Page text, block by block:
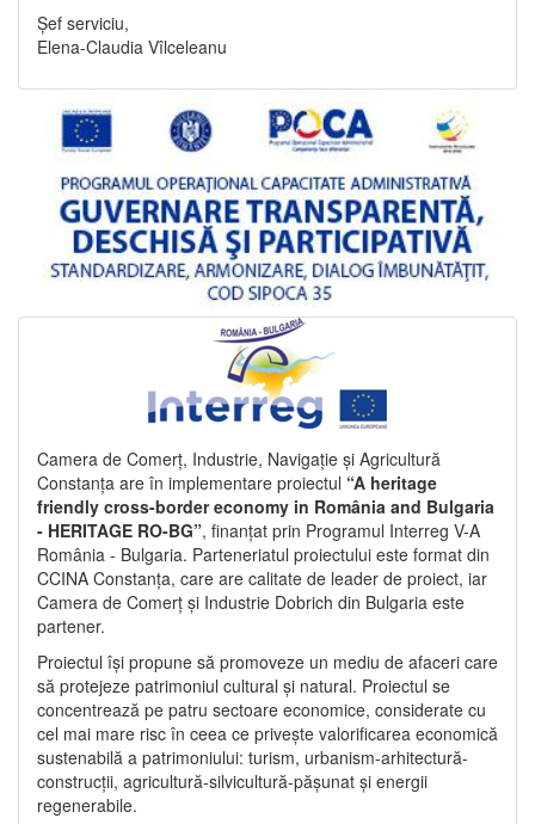
Șef serviciu,
Elena-Claudia Vîlceleanu
Camera de Comerț, Industrie, Navigație și Agricultură
Constanța are în implementare proiectul “A heritage
friendly cross-border economy in România and Bulgaria
- HERITAGE RO-BG”, finanțat prin Programul Interreg V-A
România - Bulgaria. Parteneriatul proiectului este format din
CCINA Constanța, care are calitate de leader de proiect, iar
Camera de Comerț și Industrie Dobrich din Bulgaria este
partener.
Proiectul își propune să promoveze un mediu de afaceri care
să protejeze patrimoniul cultural și natural. Proiectul se
concentrează pe patru sectoare economice, considerate cu
cel mai mare risc în ceea ce privește valorificarea economică
sustenabilă a patrimoniului: turism, urbanism-arhitectură-
construcții, agricultură-silvicultură-pășunat și energii
regenerabile.